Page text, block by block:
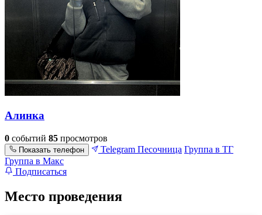
Алинка
0 событий 85 просмотров
Показать телефон Telegram Песочница Группа в ТГ
Группа в Макс
Подписаться
Место проведения